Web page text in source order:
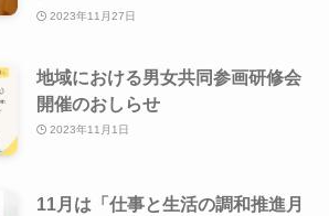
2023年11月27日
地域における男女共同参画研修会
開催のおしらせ
2023年11月1日
11月は「仕事と生活の調和推進月